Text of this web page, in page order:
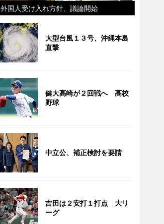
外国人受け入れ方針、議論開始
大型台風１３号、沖縄本島
直撃
健大高崎が２回戦へ 高校
野球
中立公、補正検討を要請
吉田は２安打１打点 大リ
ーグ